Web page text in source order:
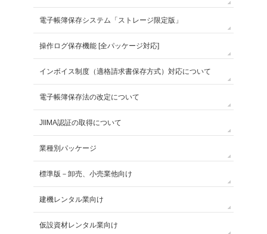
電子帳簿保存システム「ストレージ限定版」
操作ログ保存機能 [全パッケージ対応]
インボイス制度（適格請求書保存方式）対応について
電子帳簿保存法の改定について
JIIMA認証の取得について
業種別パッケージ
標準版－卸売、小売業他向け
建機レンタル業向け
仮設資材レンタル業向け